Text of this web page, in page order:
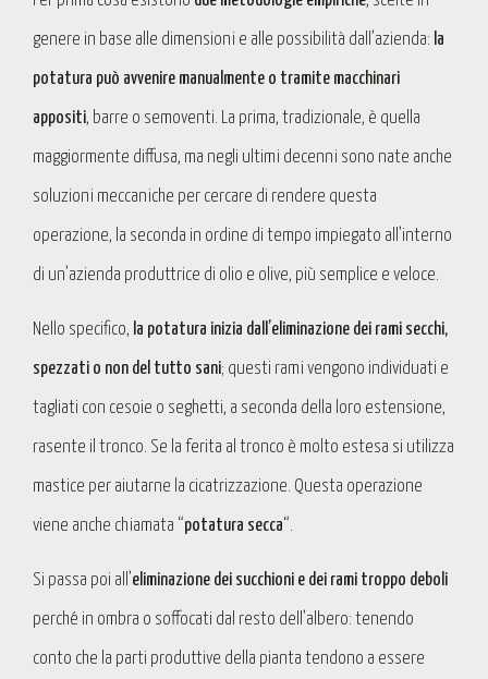
genere in base alle dimensioni e alle possibilità dall’azienda: la
potatura può avvenire manualmente o tramite macchinari
appositi, barre o semoventi. La prima, tradizionale, è quella
maggiormente diffusa, ma negli ultimi decenni sono nate anche
soluzioni meccaniche per cercare di rendere questa
operazione, la seconda in ordine di tempo impiegato all’interno
di un’azienda produttrice di olio e olive, più semplice e veloce.
Nello specifico, la potatura inizia dall’eliminazione dei rami secchi,
spezzati o non del tutto sani; questi rami vengono individuati e
tagliati con cesoie o seghetti, a seconda della loro estensione,
rasente il tronco. Se la ferita al tronco è molto estesa si utilizza
mastice per aiutarne la cicatrizzazione. Questa operazione
viene anche chiamata “potatura secca“.
Si passa poi all’eliminazione dei succhioni e dei rami troppo deboli
perché in ombra o soffocati dal resto dell’albero: tenendo
conto che la parti produttive della pianta tendono a essere